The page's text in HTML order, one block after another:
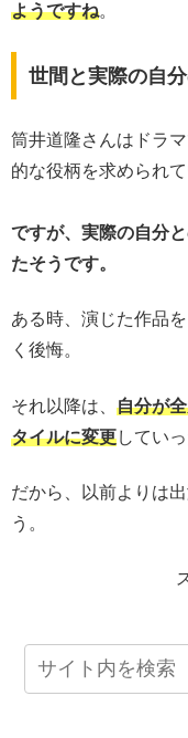
ようですね。
世間と実際の自
筒井道隆さんはドラ
的な役柄を求められて
ですが、実際の自分
たそうです。
ある時、演じた作品を
く後悔。
それ以降は、 自分が
タイルに変更してい
だから、以前よりは
う。